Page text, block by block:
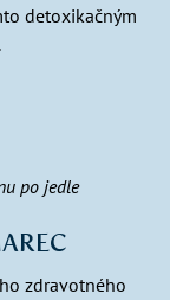
detoxikačným
po jedle
zdravotného